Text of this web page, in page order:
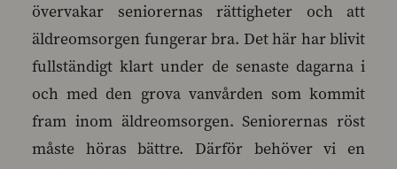
övervakar seniorernas rättigheter och att
äldreomsorgen fungerar bra. Det här har blivit
fullständigt klart under de senaste dagarna i
och med den grova vanvården som kommit
fram inom äldreomsorgen. Seniorernas röst
måste höras bättre. Därför behöver vi en